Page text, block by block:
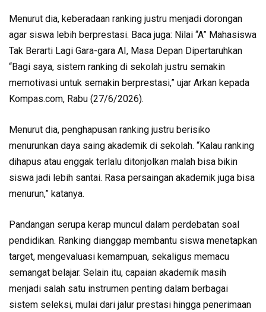
Menurut dia, keberadaan ranking justru menjadi dorongan
agar siswa lebih berprestasi. Baca juga: Nilai “A” Mahasiswa
Tak Berarti Lagi Gara-gara AI, Masa Depan Dipertaruhkan
“Bagi saya, sistem ranking di sekolah justru semakin
memotivasi untuk semakin berprestasi,” ujar Arkan kepada
Kompas.com, Rabu (27/6/2026).
Menurut dia, penghapusan ranking justru berisiko
menurunkan daya saing akademik di sekolah. “Kalau ranking
dihapus atau enggak terlalu ditonjolkan malah bisa bikin
siswa jadi lebih santai. Rasa persaingan akademik juga bisa
menurun,” katanya.
Pandangan serupa kerap muncul dalam perdebatan soal
pendidikan. Ranking dianggap membantu siswa menetapkan
target, mengevaluasi kemampuan, sekaligus memacu
semangat belajar. Selain itu, capaian akademik masih
menjadi salah satu instrumen penting dalam berbagai
sistem seleksi, mulai dari jalur prestasi hingga penerimaan